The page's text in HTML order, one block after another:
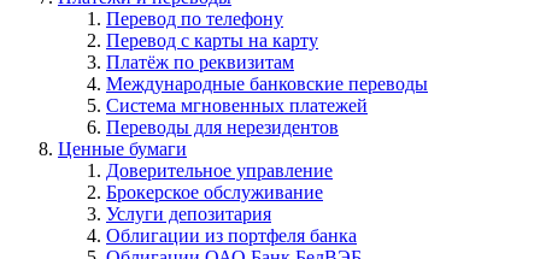
Перевод по телефону
Перевод с карты на карту
Платёж по реквизитам
Международные банковские переводы
Система мгновенных платежей
Переводы для нерезидентов
Ценные бумаги
Доверительное управление
Брокерское обслуживание
Услуги депозитария
Облигации из портфеля банка